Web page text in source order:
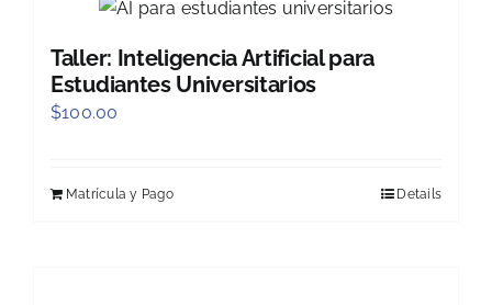
Taller: Inteligencia Artificial para
Estudiantes Universitarios
$100.00
Matrícula y Pago Details